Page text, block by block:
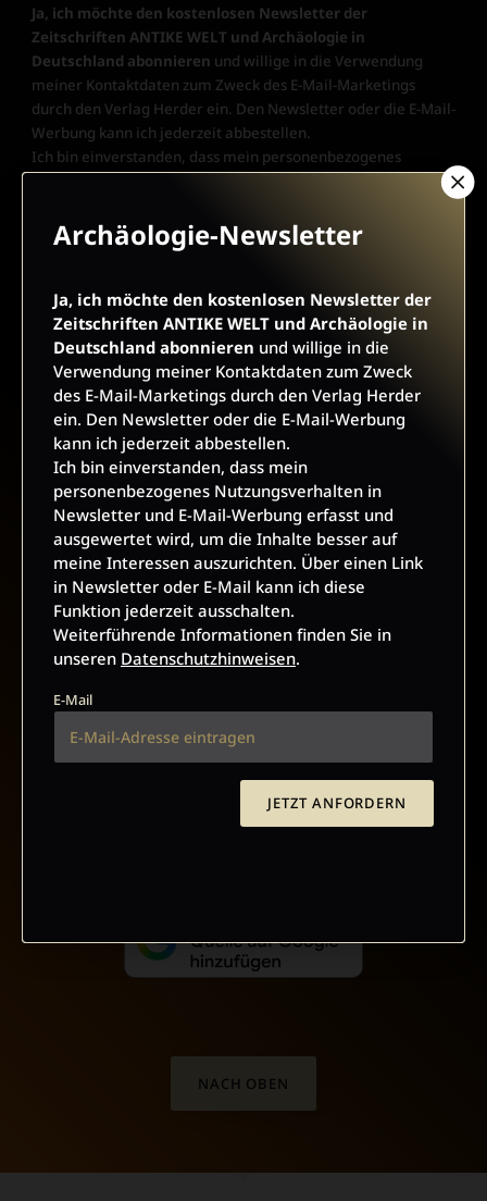
Ja, ich möchte den kostenlosen Newsletter der
Zeitschriften ANTIKE WELT und Archäologie in
Deutschland abonnieren und willige in die Verwendung
meiner Kontaktdaten zum Zweck des E-Mail-Marketings
durch den Verlag Herder ein. Den Newsletter oder die E-Mail-
Werbung kann ich jederzeit abbestellen.
Ich bin einverstanden, dass mein personenbezogenes
Nutzungsverhalten in Newsletter und E-Mail-Werbung erfasst
Interessen auszurichten. Über einen Link in Newsletter oder
E-Mail kann ich diese Funktion jederzeit ausschalten.
Datenschutzhinweisen.
E-Mail
AGB UND WIDERRUFSBELEHRUNG DATENSCHUTZ
BARRIEREFREIHEIT IMPRESSUM
VERTRAG WIDERRUFEN
ABO ONLINE KÜNDIGEN
NACH OBEN
Archäologie-Newsletter
Ja, ich möchte den kostenlosen Newsletter der
Zeitschriften ANTIKE WELT und Archäologie in
Deutschland abonnieren und willige in die
Verwendung meiner Kontaktdaten zum Zweck
des E-Mail-Marketings durch den Verlag Herder
ein. Den Newsletter oder die E-Mail-Werbung
kann ich jederzeit abbestellen.
Ich bin einverstanden, dass mein
personenbezogenes Nutzungsverhalten in
Newsletter und E-Mail-Werbung erfasst und
ausgewertet wird, um die Inhalte besser auf
meine Interessen auszurichten. Über einen Link
in Newsletter oder E-Mail kann ich diese
Funktion jederzeit ausschalten.
Weiterführende Informationen finden Sie in
unseren Datenschutzhinweisen.
E-Mail
JETZT ANFORDERN